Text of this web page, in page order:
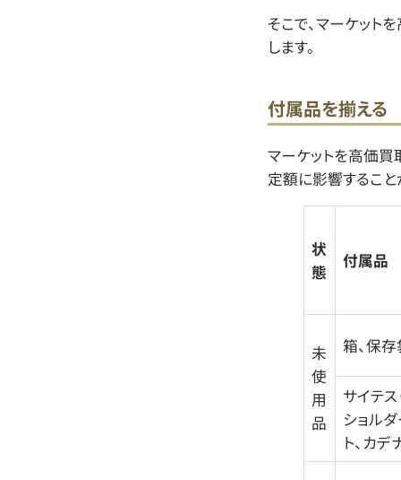
そこで、マーケット
します。
付属品を揃える
マーケットを高価
定額に影響すること
状
態
付属品
未
使
用
品
箱、保
サイテス
ショルダ
ト、カデ